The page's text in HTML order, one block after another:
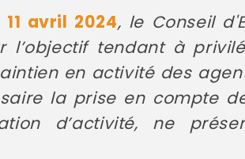
avril 2024, le Conseil
l’objectif tendant à
en activité des
la prise en compte
d’activité, ne